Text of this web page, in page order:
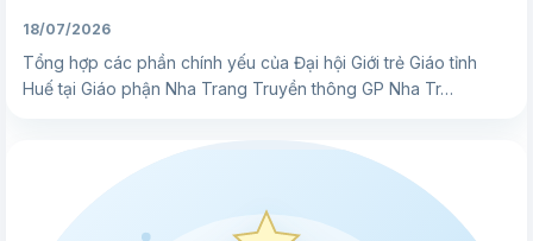
18/07/2026
Tổng hợp các phần chính yếu của Đại hội Giới trẻ Giáo tỉnh
Huế tại Giáo phận Nha Trang Truyền thông GP Nha Tr…